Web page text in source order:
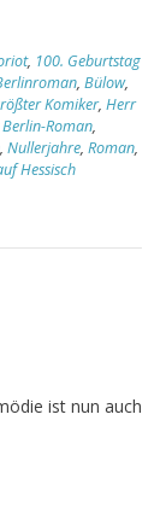
, 100. Geburtstag
, Bülow,
Komiker, Herr
Roman,
, Nullerjahre, Roman,
Hessisch
ist nun auch